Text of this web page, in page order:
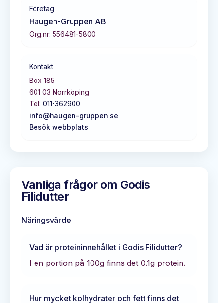
Företag
Haugen-Gruppen AB
Org.nr: 556481-5800
Kontakt
Box 185
601 03 Norrköping
Tel: 011-362900
info@haugen-gruppen.se
Besök webbplats
Vanliga frågor om Godis
Filidutter
Näringsvärde
Vad är proteininnehållet i Godis Filidutter?
I en portion på 100g finns det 0.1g protein.
Hur mycket kolhydrater och fett finns det i